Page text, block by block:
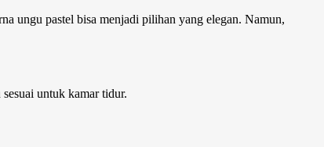
ungu pastel bisa menjadi pilihan yang elegan. Namun,
untuk kamar tidur.